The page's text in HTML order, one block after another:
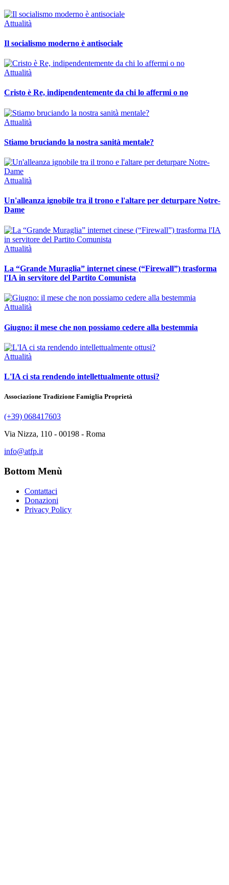
Attualità
Il socialismo moderno è antisociale
Attualità
Cristo è Re, indipendentemente da chi lo affermi o no
Attualità
Stiamo bruciando la nostra sanità mentale?
Attualità
Un'alleanza ignobile tra il trono e l'altare per deturpare Notre-
Dame
Attualità
La “Grande Muraglia” internet cinese (“Firewall”) trasforma
l'IA in servitore del Partito Comunista
Attualità
Giugno: il mese che non possiamo cedere alla bestemmia
Attualità
L'IA ci sta rendendo intellettualmente ottusi?
Associazione Tradizione Famiglia Proprietà
(+39) 068417603
Via Nizza, 110 - 00198 - Roma
info@atfp.it
Bottom Menù
Contattaci
Donazioni
Privacy Policy